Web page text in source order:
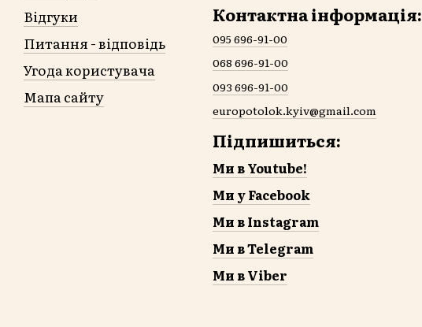
Контактна інформація:
095 696-91-00
068 696-91-00
093 696-91-00
europotolok.kyiv@gmail.com
Підпишиться:
Ми в Youtube!
Ми у Facebook
Ми в Instagram
Ми в Telegram
Ми в Viber
Відгуки
Питання - відповідь
Угода користувача
Мапа сайту